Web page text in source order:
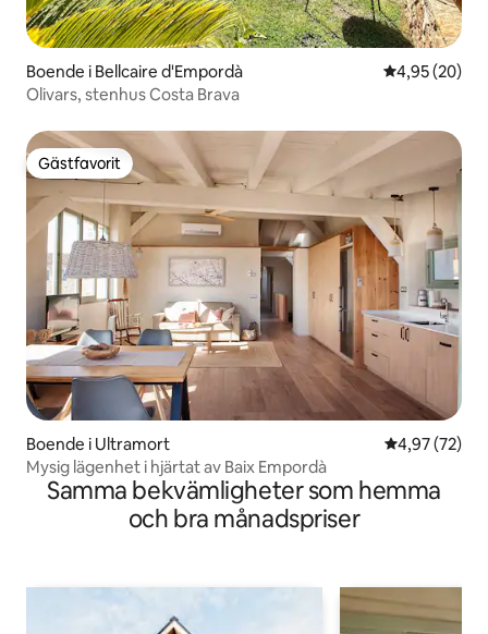
Boende i Bellcaire d'Empordà 4,95 av 5 i
4,95 (20)
Olivars, stenhus Costa Brava
Gästfavorit
Gästfavorit
Boende i Ultramort 4,97 av 5 i
4,97 (72)
Mysig lägenhet i hjärtat av Baix Empordà
Samma bekvämligheter som hemma
och bra månadspriser